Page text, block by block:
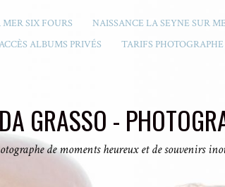
MER SIX FOURS NAISSANCE LA SEYNE SUR
ALBUMS PRIVÉS TARIFS
GRASSO -
de moments heureux et de souvenirs